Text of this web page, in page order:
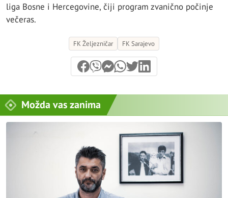
liga Bosne i Hercegovine, čiji program zvanično počinje
večeras.
FK Željezničar FK Sarajevo
Možda vas zanima